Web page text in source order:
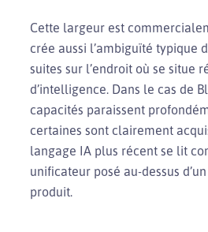
Cette largeur est
crée aussi l’ambiguïté typique
suites sur l’endroit où se situe
d’intelligence. Dans le cas de
capacités paraissent
certaines sont clairement
langage IA plus récent se lit
unificateur posé au-dessus
produit.